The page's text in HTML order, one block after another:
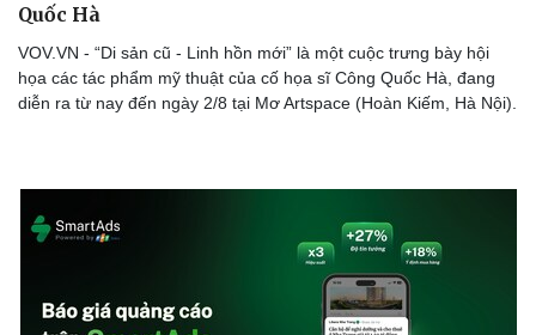
Sân khấu - Điện ảnh
Văn học
Thời trang
Sao Việt
Quốc Hà
VOV.VN - “Di sản cũ - Linh hồn mới” là một cuộc trưng bày hội
họa các tác phẩm mỹ thuật của cố họa sĩ Công Quốc Hà, đang
diễn ra từ nay đến ngày 2/8 tại Mơ Artspace (Hoàn Kiếm, Hà Nội).